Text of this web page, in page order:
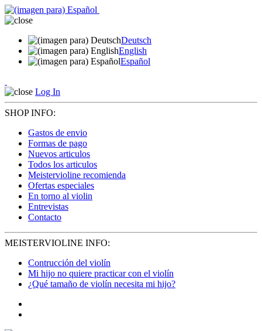
Deutsch
English
Español
Log In
SHOP INFO:
Gastos de envio
Formas de pago
Nuevos articulos
Todos los articulos
Meistervioline recomienda
Ofertas especiales
En torno al violin
Entrevistas
Contacto
MEISTERVIOLINE INFO:
Contrucción del violín
Mi hijo no quiere practicar con el violín
¿Qué tamaño de violín necesita mi hijo?